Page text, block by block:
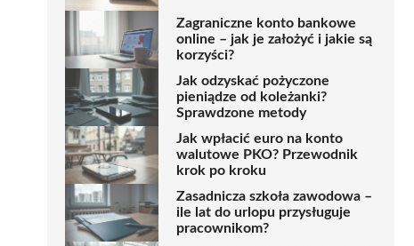
Zagraniczne konto bankowe
online – jak je założyć i jakie są
korzyści?
Jak odzyskać pożyczone
pieniądze od koleżanki?
Sprawdzone metody
Jak wpłacić euro na konto
walutowe PKO? Przewodnik
krok po kroku
Zasadnicza szkoła zawodowa –
ile lat do urlopu przysługuje
pracownikom?